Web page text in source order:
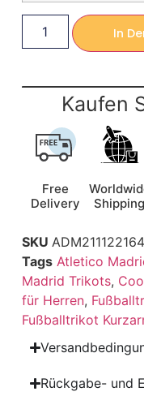
In
Kaufen
Free
Delivery
Shipping
SKU
Tags Atletico
Madrid Trikots,
für Herren,
Fußballtrikot
Rückgabe- und